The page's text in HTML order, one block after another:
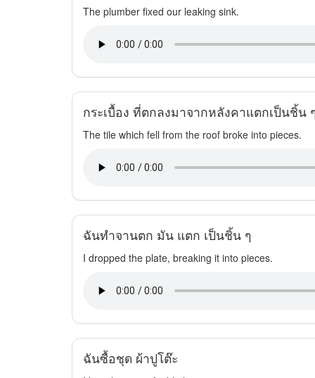
The plumber fixed our leaking sink.
กระเบื้อง ที่ตกลงมาจากหลังคาแตกเป็นชิ้น ๆ
The tile which fell from the roof broke into pieces.
ฉันทำจานตก มัน แตก เป็นชิ้น ๆ
I dropped the plate, breaking it into pieces.
ฉันซื้อชุด ผ้าปูโต๊ะ